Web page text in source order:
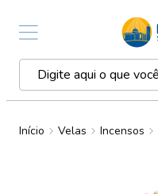
Início Velas Incensos